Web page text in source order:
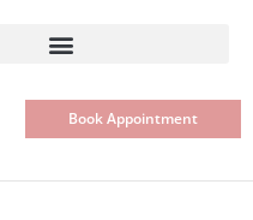
Book Appointment